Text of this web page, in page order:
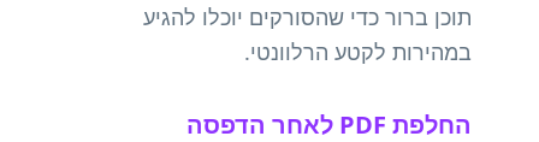
תוכן ברור כדי שהסורקים יוכלו להגיע
במהירות לקטע הרלוונטי.
החלפת PDF לאחר הדפסה